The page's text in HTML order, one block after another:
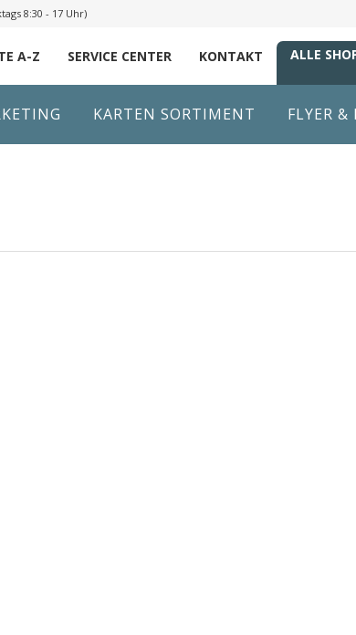
8:30 - 17 Uhr)
A-Z SERVICE CENTER KONTAKT ALLE
KARTEN SORTIMENT FLYER &